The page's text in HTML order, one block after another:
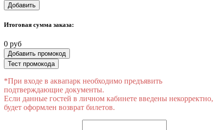
Добавить
Итоговая сумма заказа:
0 руб
Добавить промокод
Тест промокода
*При входе в аквапарк необходимо предъявить
подтверждающие документы.
Если данные гостей в личном кабинете введены некорректно,
будет оформлен возврат билетов.